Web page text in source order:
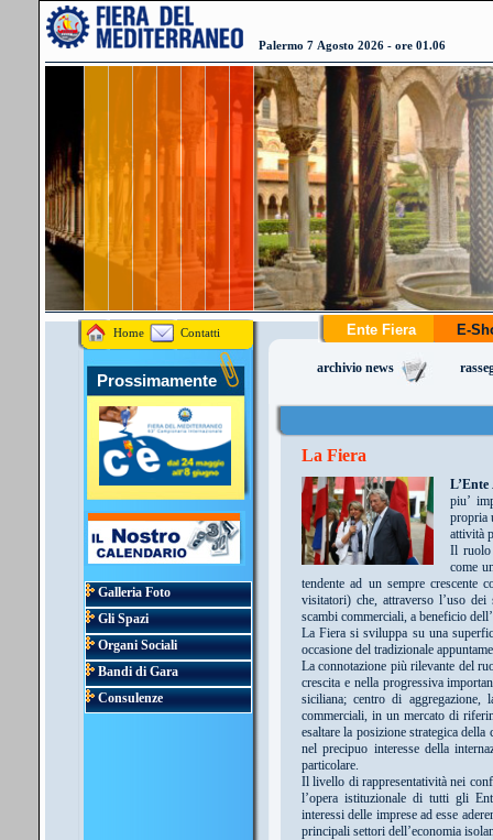
Palermo 7 Agosto 2026 - ore 01.06
Home Contatti
Prossimamente
Galleria Foto
Gli Spazi
Organi Sociali
Bandi di Gara
Consulenze
Ente Fiera E-
archivio news
La Fiera
piu’
propria
attività
Il ruolo
come
tendente ad un sempre crescente
visitatori) che, attraverso l’uso dei
scambi commerciali, a beneficio
La Fiera si sviluppa su una
occasione del tradizionale
La connotazione più rilevante del
crescita e nella progressiva
siciliana; centro di aggregazione,
commerciali, in un mercato di
esaltare la posizione strategica
nel precipuo interesse della
particolare.
Il livello di rappresentatività nei
l’opera istituzionale di tutti gli
interessi delle imprese ad esse
principali settori dell’economia